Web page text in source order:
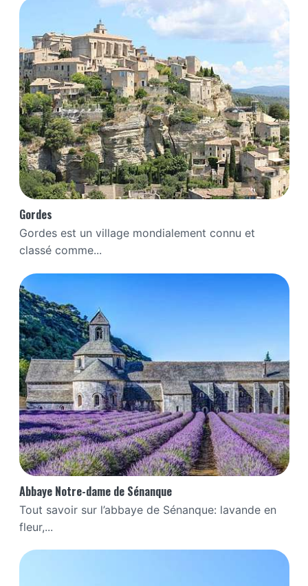
Gordes
Gordes est un village mondialement connu et
classé comme...
Abbaye Notre-dame de Sénanque
Tout savoir sur l’abbaye de Sénanque: lavande en
fleur,...